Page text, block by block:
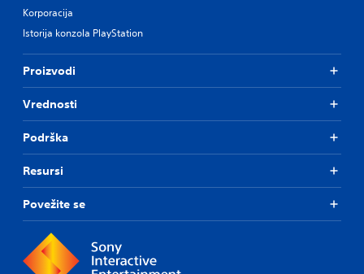
Korporacija
Istorija konzola PlayStation
Proizvodi
Vrednosti
Podrška
Resursi
Povežite se